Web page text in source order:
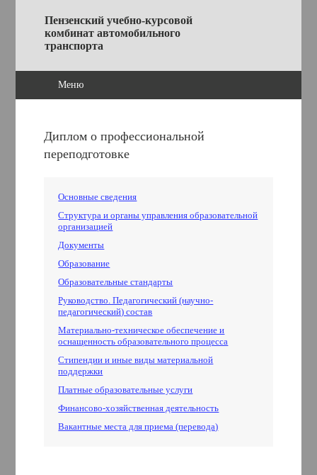
Пензенский учебно-курсовой
комбинат автомобильного
транспорта
Меню
Диплом о профессиональной
переподготовке
Основные сведения
Структура и органы управления образовательной
организацией
Документы
Образование
Образовательные стандарты
Руководство. Педагогический (научно-
педагогический) состав
Материально-техническое обеспечение и
оснащенность образовательного процесса
Стипендии и иные виды материальной
поддержки
Платные образовательные услуги
Финансово-хозяйственная деятельность
Вакантные места для приема (перевода)